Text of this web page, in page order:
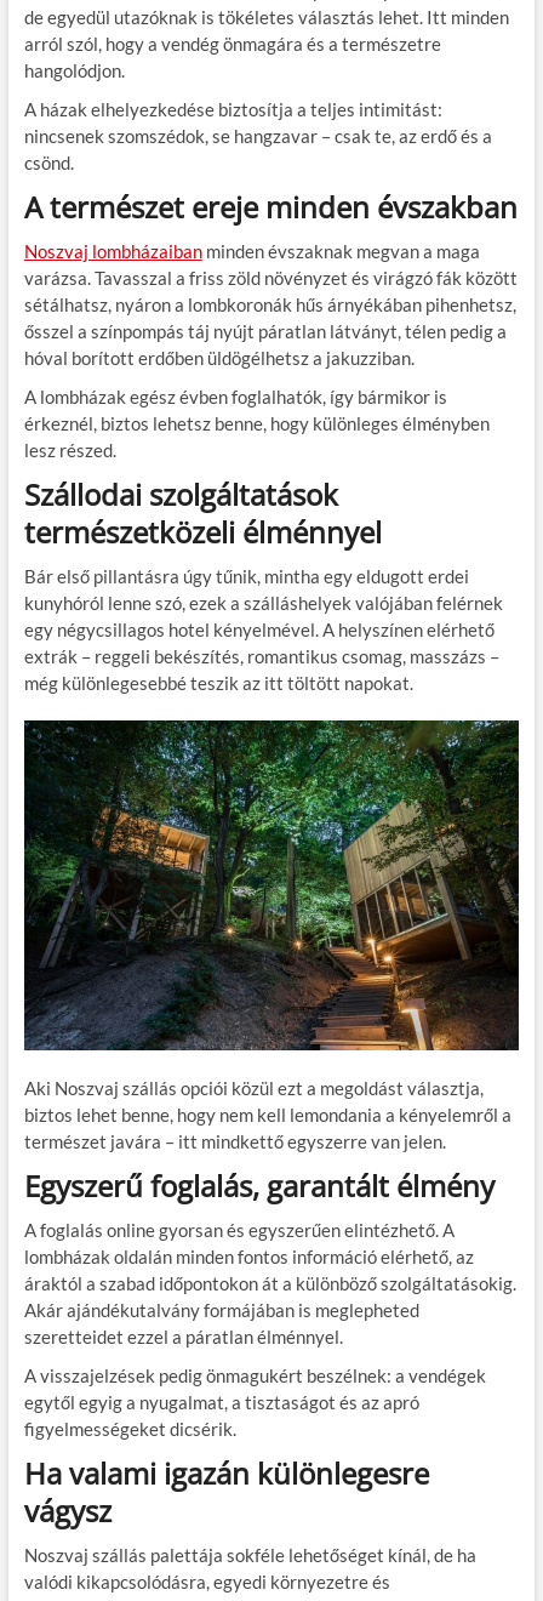
de egyedül utazóknak is tökéletes választás lehet. Itt minden
arról szól, hogy a vendég önmagára és a természetre
hangolódjon.
A házak elhelyezkedése biztosítja a teljes intimitást:
nincsenek szomszédok, se hangzavar – csak te, az erdő és a
csönd.
A természet ereje minden évszakban
Noszvaj lombházaibanminden évszaknak megvan a maga
varázsa. Tavasszal a friss zöld növényzet és virágzó fák között
sétálhatsz, nyáron a lombkoronák hűs árnyékában pihenhetsz,
ősszel a színpompás táj nyújt páratlan látványt, télen pedig a
hóval borított erdőben üldögélhetsz a jakuzziban.
A lombházak egész évben foglalhatók, így bármikor is
érkeznél, biztos lehetsz benne, hogy különleges élményben
lesz részed.
Szállodai szolgáltatások
természetközeli élménnyel
Bár első pillantásra úgy tűnik, mintha egy eldugott erdei
kunyhóról lenne szó, ezek a szálláshelyek valójában felérnek
egy négycsillagos hotel kényelmével. A helyszínen elérhető
extrák – reggeli bekészítés, romantikus csomag, masszázs –
még különlegesebbé teszik az itt töltött napokat.
Aki Noszvaj szállás opciói közül ezt a megoldást választja,
biztos lehet benne, hogy nem kell lemondania a kényelemről a
természet javára – itt mindkettő egyszerre van jelen.
Egyszerű foglalás, garantált élmény
A foglalás online gyorsan és egyszerűen elintézhető. A
lombházak oldalán minden fontos információ elérhető, az
áraktól a szabad időpontokon át a különböző szolgáltatásokig.
Akár ajándékutalvány formájában is meglepheted
szeretteidet ezzel a páratlan élménnyel.
A visszajelzések pedig önmagukért beszélnek: a vendégek
egytől egyig a nyugalmat, a tisztaságot és az apró
figyelmességeket dicsérik.
Ha valami igazán különlegesre
vágysz
Noszvaj szállás palettája sokféle lehetőséget kínál, de ha
valódi kikapcsolódásra, egyedi környezetre és